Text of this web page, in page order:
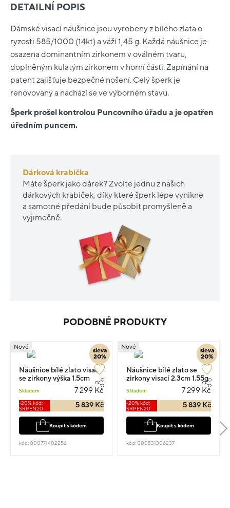
DETAILNÍ POPIS
Dámské visací náušnice jsou vyrobeny z bílého zlata o
ryzosti 585/1000 (14kt) a váží 1,45 g. Každá náušnice je
osazena dominantním zirkonem v oválném tvaru,
doplněným kulatým zirkonem v horní části. Zapínání na
patent zajišťuje bezpečné nošení. Celý šperk je
renovovaný a nachází se ve výborném stavu.
Šperk prošel kontrolou Puncovního úřadu a je opatřen
úředním puncem.
Dárková krabička
Máte šperk jako dárek? Zvolte jednu z našich
dárkových krabiček, díky které šperk lépe vynikne
a samotné předání bude působit promyšleně a
výjimečně.
PODOBNÉ PRODUKTY
sleva
20%
Nové
Náušnice bílé zlato visací
se zirkony výška 1.5cm
Skladem 7 299 Kč
-20% kód:
SRPEN20
5 839 Kč
Koupit s kódem
kód: 000771402256
sleva
20%
Nové
Náušnice bílé zlato se
zirkony visací 2.3cm 1.55g
Skladem 7 299 Kč
-20% kód:
SRPEN20
5 839 Kč
Koupit s kódem
kód: 000531306237